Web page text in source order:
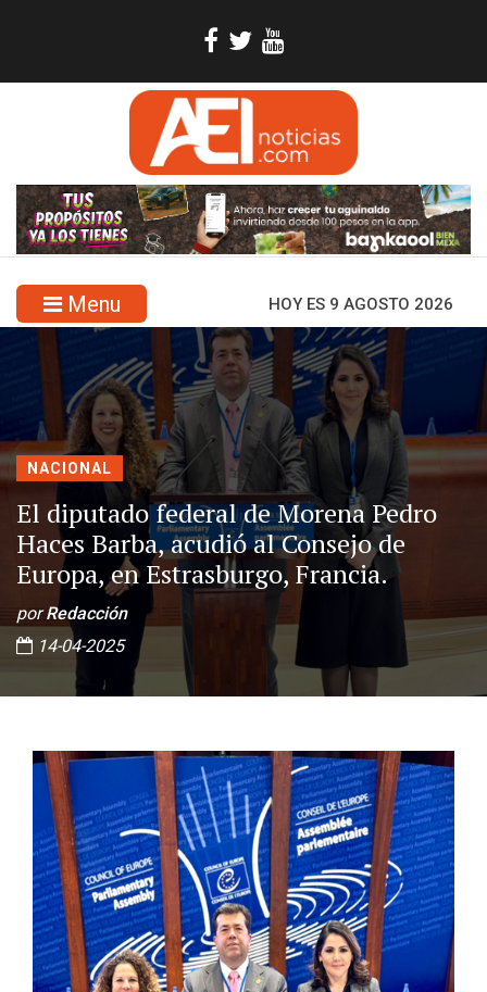
Menu HOY ES 9 AGOSTO 2026
NACIONAL
El diputado federal de Morena Pedro
Haces Barba, acudió al Consejo de
Europa, en Estrasburgo, Francia.
porRedacción
14-04-2025